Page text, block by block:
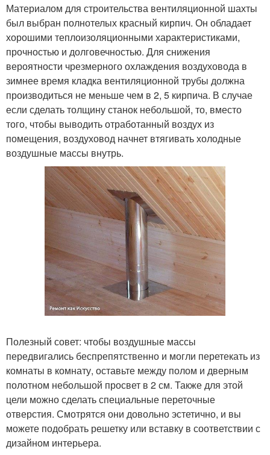
Материалом для строительства вентиляционной шахты
был выбран полнотелых красный кирпич. Он обладает
хорошими теплоизоляционными характеристиками,
прочностью и долговечностью. Для снижения
вероятности чрезмерного охлаждения воздуховода в
зимнее время кладка вентиляционной трубы должна
производиться не меньше чем в 2, 5 кирпича. В случае
если сделать толщину станок небольшой, то, вместо
того, чтобы выводить отработанный воздух из
помещения, воздуховод начнет втягивать холодные
воздушные массы внутрь.
Полезный совет: чтобы воздушные массы
передвигались беспрепятственно и могли перетекать из
комнаты в комнату, оставьте между полом и дверным
полотном небольшой просвет в 2 см. Также для этой
цели можно сделать специальные переточные
отверстия. Смотрятся они довольно эстетично, и вы
можете подобрать решетку или вставку в соответствии с
дизайном интерьера.